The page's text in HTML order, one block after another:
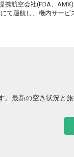
携航空会社(FDA、
て運航し、機内サービ
。最新の空き状況と